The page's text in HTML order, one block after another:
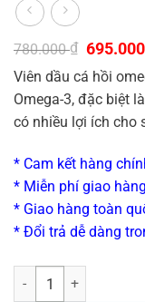
780.000₫ Giá
là:
695.000
Viên dầu cá hồi
Omega-3, đặc biệt
có nhiều lợi ích cho
* Cam kết hàng
* Miễn phí giao
* Giao hàng toàn
* Đổi trả dễ dàng
Số lượng